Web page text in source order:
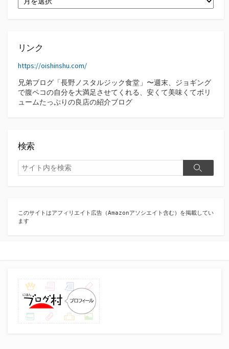
ー
リンク
https://oishinshu.com/
兄弟ブログ「長野ノスタルジック食堂」〜週末、ジョギング
で腹ペコの自分を大満足させてくれる、安くて美味くてボリ
ュームたっぷりの良店の紹介ブログ
検索
検
索
検
このサイトはアフィリエイト広告（Amazonアソシエイト含む）を掲載してい
ます